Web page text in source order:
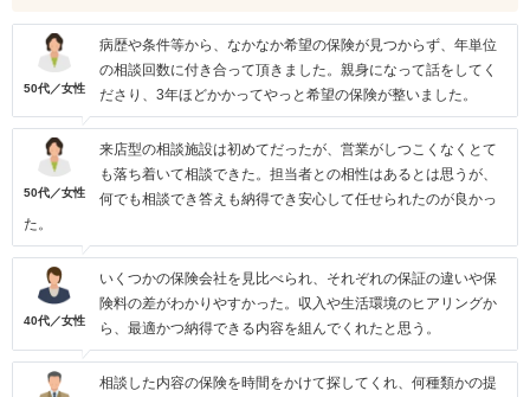
50代／女性
病歴や条件等から、なかなか希望の保険が見つからず、年単位
の相談回数に付き合って頂きました。親身になって話をしてく
ださり、3年ほどかかってやっと希望の保険が整いました。
50代／女性
来店型の相談施設は初めてだったが、営業がしつこくなくとて
も落ち着いて相談できた。担当者との相性はあるとは思うが、
何でも相談でき答えも納得でき安心して任せられたのが良かっ
た。
40代／女性
いくつかの保険会社を見比べられ、それぞれの保証の違いや保
険料の差がわかりやすかった。収入や生活環境のヒアリングか
ら、最適かつ納得できる内容を組んでくれたと思う。
相談した内容の保険を時間をかけて探してくれ、何種類かの提